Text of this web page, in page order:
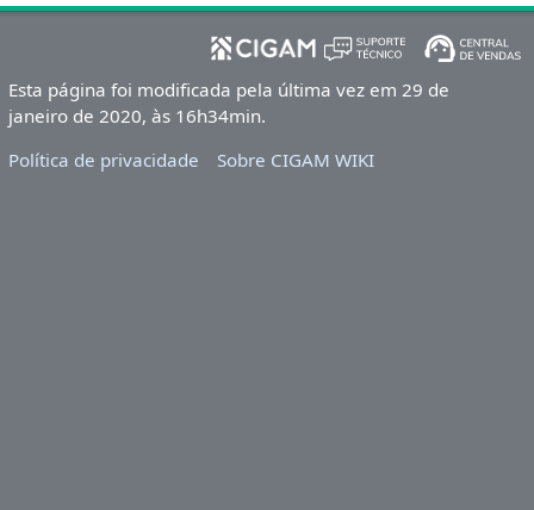
Esta página foi modificada pela última vez em 29 de
janeiro de 2020, às 16h34min.
Política de privacidade
Sobre CIGAM WIKI